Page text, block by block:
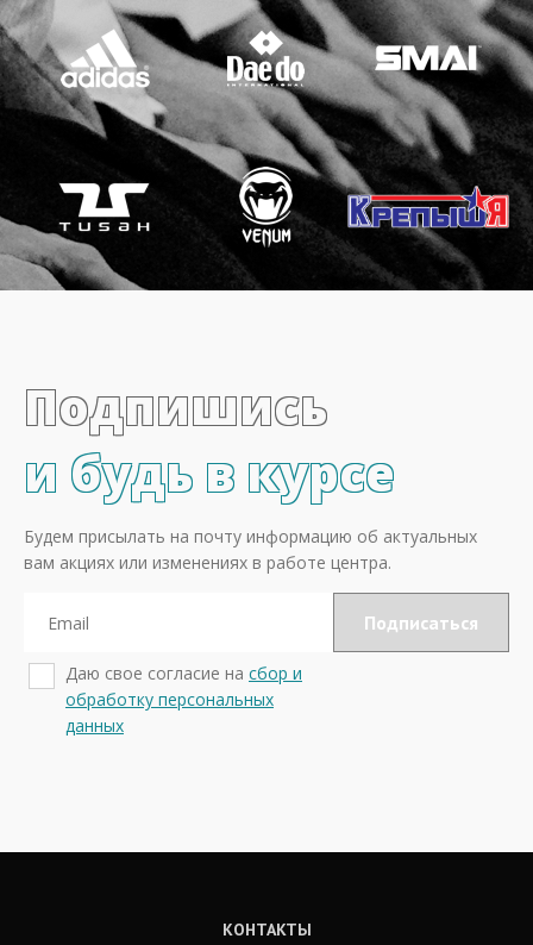
Подпишись
и будь в курсе
Будем присылать на почту информацию об актуальных
вам акциях или изменениях в работе центра.
Даю свое согласие на сбор и
обработку персональных
данных
КОНТАКТЫ